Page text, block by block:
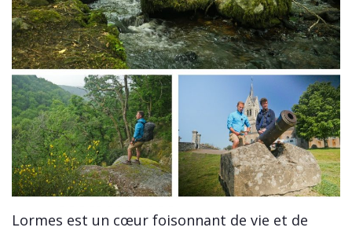
Lormes est un cœur foisonnant de vie et de